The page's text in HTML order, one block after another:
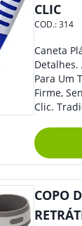
CLIC
COD.:314
Caneta
Detalhes.
Para Um
Firme,
Clic.
Toda
COPO